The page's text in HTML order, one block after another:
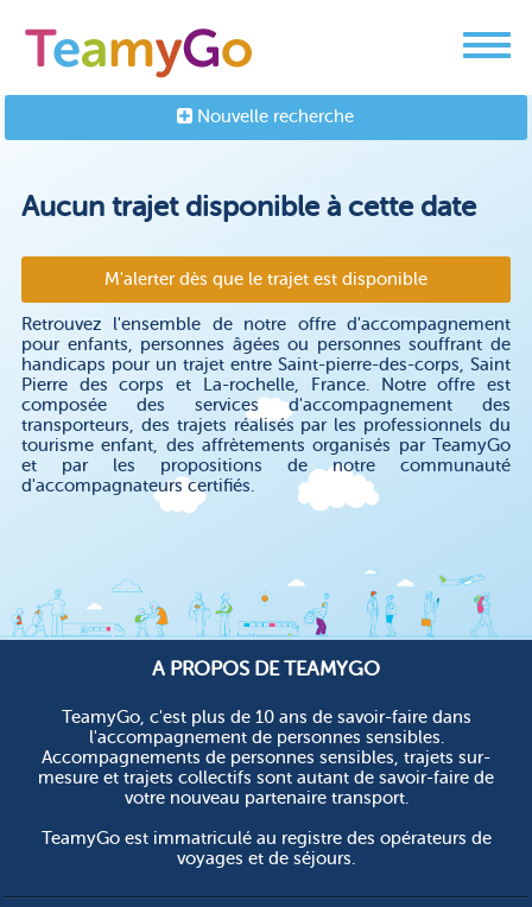
Nouvelle recherche
Aucun trajet disponible à cette date
M'alerter dès que le trajet est disponible
Retrouvez l'ensemble de notre offre d'accompagnement
pour enfants, personnes âgées ou personnes souffrant de
handicaps pour un trajet entre Saint-pierre-des-corps, Saint
Pierre des corps et La-rochelle, France. Notre offre est
composée des services d'accompagnement des
transporteurs, des trajets réalisés par les professionnels du
tourisme enfant, des affrètements organisés par TeamyGo
et par les propositions de notre communauté
d'accompagnateurs certifiés.
A PROPOS DE TEAMYGO
TeamyGo, c'est plus de 10 ans de savoir-faire dans
l'accompagnement de personnes sensibles.
Accompagnements de personnes sensibles, trajets sur-
mesure et trajets collectifs sont autant de savoir-faire de
votre nouveau partenaire transport.
TeamyGo est immatriculé au registre des opérateurs de
voyages et de séjours.